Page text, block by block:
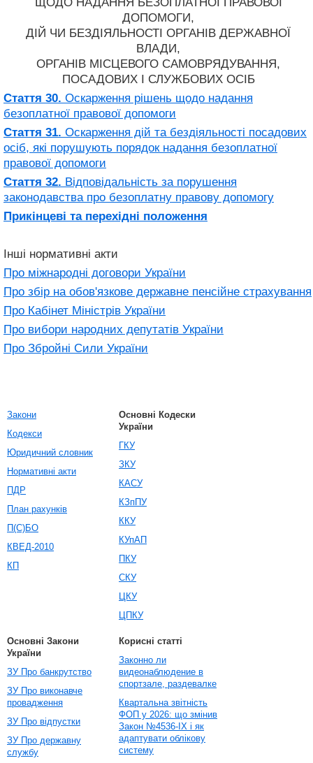
ДОПОМОГИ,
ДІЙ ЧИ БЕЗДІЯЛЬНОСТІ ОРГАНІВ ДЕРЖАВНОЇ
ВЛАДИ,
ОРГАНІВ МІСЦЕВОГО САМОВРЯДУВАННЯ,
ПОСАДОВИХ І СЛУЖБОВИХ ОСІБ
Стаття 30. Оскарження рішень щодо надання
безоплатної правової допомоги
Стаття 31. Оскарження дій та бездіяльності посадових
осіб, які порушують порядок надання безоплатної
правової допомоги
Стаття 32. Відповідальність за порушення
законодавства про безоплатну правову допомогу
Прикінцеві та перехідні положення
Інші нормативні акти
Про міжнародні договори України
Про збір на обов'язкове державне пенсійне страхування
Про Кабінет Міністрів України
Про вибори народних депутатів України
Про Збройні Сили України
Закони
Кодекси
Юридичний словник
Нормативні акти
ПДР
План рахунків
П(С)БО
КВЕД-2010
КП
Основні Кодески
України
ГКУ
ЗКУ
КАСУ
КЗпПУ
ККУ
КУпАП
ПКУ
СКУ
ЦКУ
ЦПКУ
Основні Закони
України
ЗУ Про банкрутство
ЗУ Про виконавче
провадження
ЗУ Про відпустки
ЗУ Про державну
службу
Корисні статті
Законно ли
видеонаблюдение в
спортзале, раздевалке
Квартальна звітність
ФОП у 2026: що змінив
Закон №4536-IX і як
адаптувати облікову
систему